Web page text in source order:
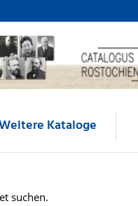
Kataloge
suchen.